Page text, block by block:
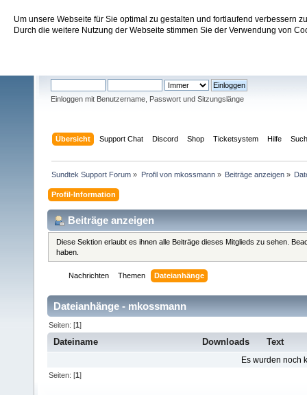
Um unsere Webseite für Sie optimal zu gestalten und fortlaufend verbessern
Durch die weitere Nutzung der Webseite stimmen Sie der Verwendung von
Sundtek Support Forum
Einloggen mit Benutzername, Passwort und Sitzungslänge
Übersicht Support Chat Discord Shop Ticketsystem Hilfe
Sundtek Support Forum » Profil von mkossmann» Beiträge anzeigen»
Profil-Information
Beiträge anzeigen
Diese Sektion erlaubt es ihnen alle Beiträge dieses Mitglieds zu sehen.
haben.
Nachrichten Themen Dateianhänge
Dateianhänge - mkossmann
Seiten: [1]
Dateiname Downloads Text
Es wurden noch
Seiten: [1]